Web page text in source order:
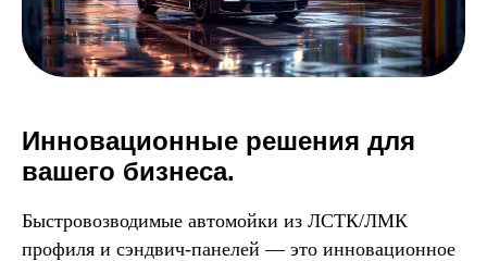
Инновационные решения для
вашего бизнеса.
Быстровозводимые автомойки из ЛСТК/ЛМК
профиля и сэндвич-панелей — это инновационное